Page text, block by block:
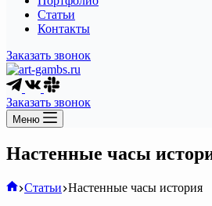
Статьи
Контакты
Заказать звонок
Заказать звонок
Меню
Настенные часы
Главная
Статьи Настенные часы история